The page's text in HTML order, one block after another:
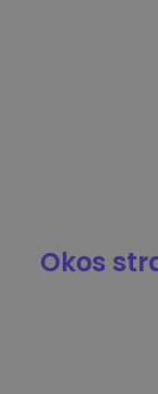
Okos